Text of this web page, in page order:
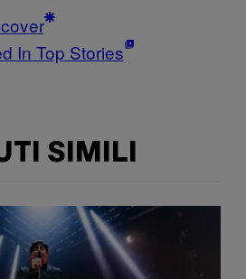
In Top Stories
SIMILI